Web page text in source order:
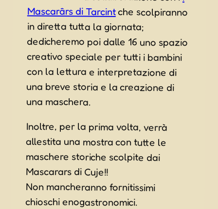
Mascarârs di Tarcintche scolpiranno
in diretta tutta la giornata;
dedicheremo poi dalle 16 uno spazio
creativo speciale per tutti i bambini
con la lettura e interpretazione di
una breve storia e la creazione di
una maschera.
Inoltre, per la prima volta, verrà
allestita una mostra con tutte le
maschere storiche scolpite dai
Mascarars di Cuje!!
Non mancheranno fornitissimi
chioschi enogastronomici.